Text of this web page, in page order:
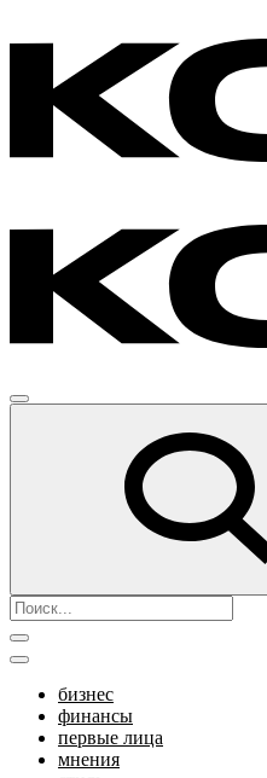
бизнес
финансы
первые лица
мнения